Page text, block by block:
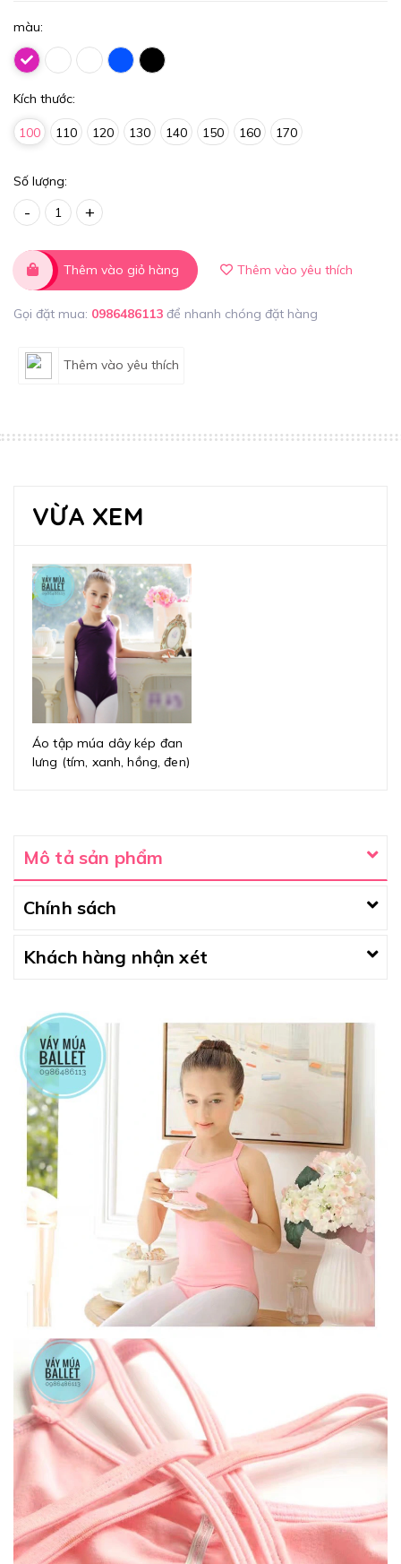
màu:
Kích thước:
100 110 120 130 140 150 160 170
Số lượng:
- +
Thêm vào giỏ hàng Thêm vào yêu thích
Gọi đặt mua: 0986486113 để nhanh chóng đặt hàng
Thêm vào yêu thích
VỪA XEM
Áo tập múa dây kép đan
lưng (tím, xanh, hồng, đen)
Mô tả sản phẩm
Chính sách
Khách hàng nhận xét